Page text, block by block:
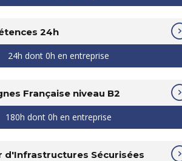
24h
24h dont 0h en entreprise
Française niveau B2
180h dont 0h en entreprise
d'Infrastructures Sécurisées